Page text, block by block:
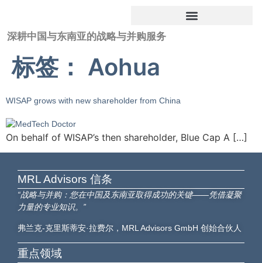
深耕中国与东南亚的战略与并购服务
标签： Aohua
WISAP grows with new shareholder from China
On behalf of WISAP’s then shareholder, Blue Cap A […]
MRL Advisors​ 信条
“战略与并购：您在中国及东南亚取得成功的关键——凭借凝聚
力量的专业知识。”
弗兰克-克里斯蒂安·拉费尔，MRL Advisors GmbH 创始合伙人
重点领域